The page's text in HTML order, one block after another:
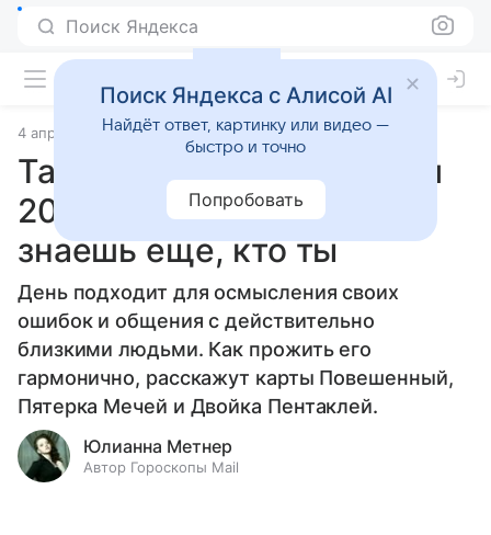
Поиск Яндекса
4 апреля 2026 Источник: Гороскопы Mail Статьи
Таро-прогноз на 5 апреля
2026 года: ведь ты не
знаешь еще, кто ты
День подходит для осмысления своих
ошибок и общения с действительно
близкими людьми. Как прожить его
гармонично, расскажут карты Повешенный,
Пятерка Мечей и Двойка Пентаклей.
Юлианна Метнер
Автор Гороскопы Mail
Поиск Яндекса с Алисой AI
Найдёт ответ, картинку или видео —
быстро и точно
Попробовать